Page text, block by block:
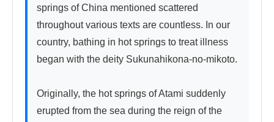
springs of China mentioned scattered
throughout various texts are countless. In our
country, bathing in hot springs to treat illness
began with the deity Sukunahikona-no-mikoto.
Originally, the hot springs of Atami suddenly
erupted from the sea during the reign of the